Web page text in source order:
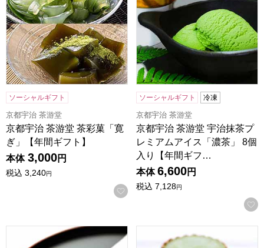
ソーシャルギフト
京都宇治 茶游堂
京都宇治 茶游堂 茶彩菓「寛
ぎ」【年間ギフト】
本体 3,000円
税込 3,240円
お気に入りに登録する
ソーシャルギフト 冷凍
京都宇治 茶游堂
京都宇治 茶游堂 宇治抹茶プ
レミアムアイス「濃茶」 8個
入り【年間ギフ…
本体 6,600円
税込 7,128円
京都宇治 茶游堂 抹茶サブレ「茶ぶれ」 6枚入【年間ギフト】
京都宇治 茶游堂 抹茶チーズ